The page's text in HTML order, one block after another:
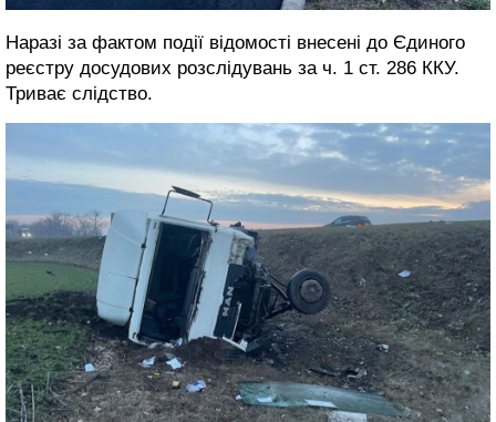
Наразі за фактом події відомості внесені до Єдиного
реєстру досудових розслідувань за ч. 1 ст. 286 ККУ.
Триває слідство.